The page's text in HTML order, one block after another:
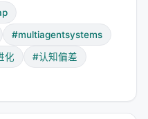
反思一下"我刚才做得
个为什么"。论文中的
够。
系统增加了明确的自
经验之前，先对自己的
#multiagentsystems
化
#认知偏差